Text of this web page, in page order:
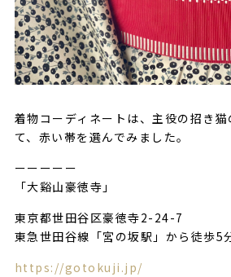
着物コーディネートは、主役の招き
て、赤い帯を選んでみました。
ーーーーー
「大谿山豪徳寺」
東京都世田谷区豪徳寺2-24-7
東急世田谷線「宮の坂駅」から徒歩5
https://gotokuji.jp/